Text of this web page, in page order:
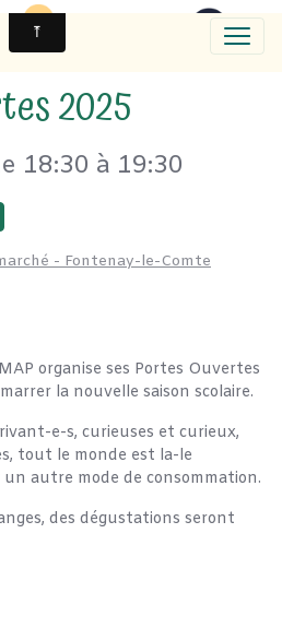
2025
18:30 à 19:30
- Fontenay-le-Comte
organise ses Portes Ouvertes
la nouvelle saison scolaire.
e-s, curieuses et curieux,
tout le monde est la-le
autre mode de consommation.
des dégustations seront